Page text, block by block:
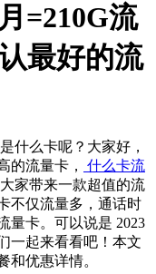
=210G流
最好的流
什么卡呢？大家好，
的流量卡，
什么卡流
家带来一款超值的流
不仅流量多，通话时
量卡。可以说是 2023
一起来看看吧！本文
和优惠详情。